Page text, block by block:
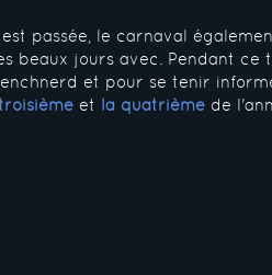
passée, le carnaval
beaux jours avec. Pendant ce
et pour se tenir
et la quatrième de